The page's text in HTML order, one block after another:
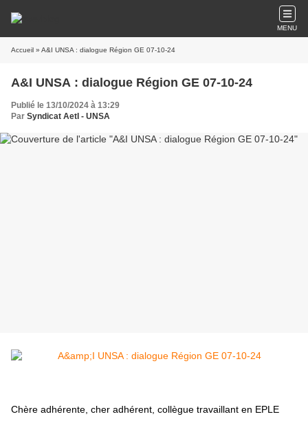
MENU
Accueil » A&I UNSA : dialogue Région GE 07-10-24
A&I UNSA : dialogue Région GE 07-10-24
Publié le 13/10/2024 à 13:29
Par Syndicat AetI - UNSA
Chère adhérente, cher adhérent, collègue travaillant en EPLE